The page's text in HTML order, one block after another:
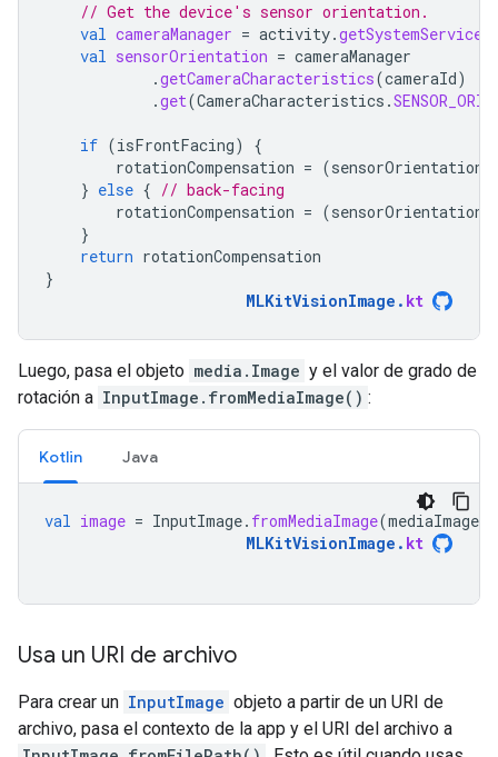
// Get the device's sensor orientation.
val cameraManager = activity.getSystemService
val sensorOrientation = cameraManager
.getCameraCharacteristics(cameraId)
.get(CameraCharacteristics .
if (isFrontFacing)
{
rotationCompensation = (sensorOrientation
} else { // back-facing
rotationCompensation = (sensorOrientation
}
return rotationCompensation
}
MLKitVisionImage . kt
Luego, pasa el objeto media.Image y el valor de grado de
rotación a InputImage.fromMediaImage() :
Kotlin Java
val image = InputImage. fromMediaImage(mediaImage
MLKitVisionImage . kt
Usa un URI de archivo
Para crear un InputImage objeto a partir de un URI de
archivo, pasa el contexto de la app y el URI del archivo a